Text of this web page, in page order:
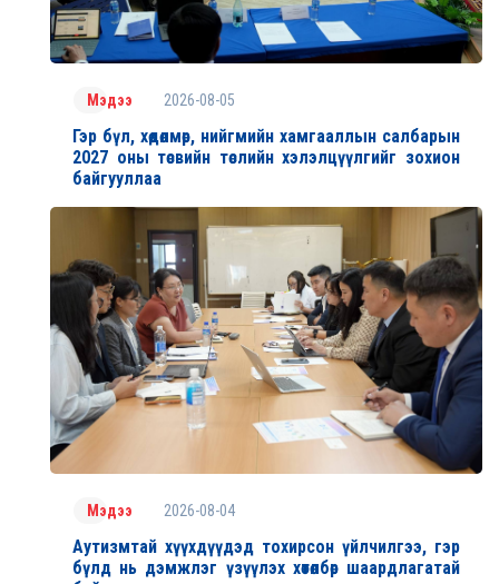
Мэдээ 2026-08-05
Гэр бүл, хөдөлмөр, нийгмийн хамгааллын салбарын
2027 оны төсвийн төслийн хэлэлцүүлгийг зохион
байгууллаа
Мэдээ 2026-08-04
Аутизмтай хүүхдүүдэд тохирсон үйлчилгээ, гэр
бүлд нь дэмжлэг үзүүлэх хөтөлбөр шаардлагатай